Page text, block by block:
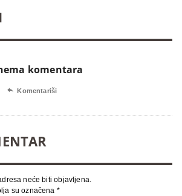
komentara
 Komentariši
neće biti objavljena.
su označena *